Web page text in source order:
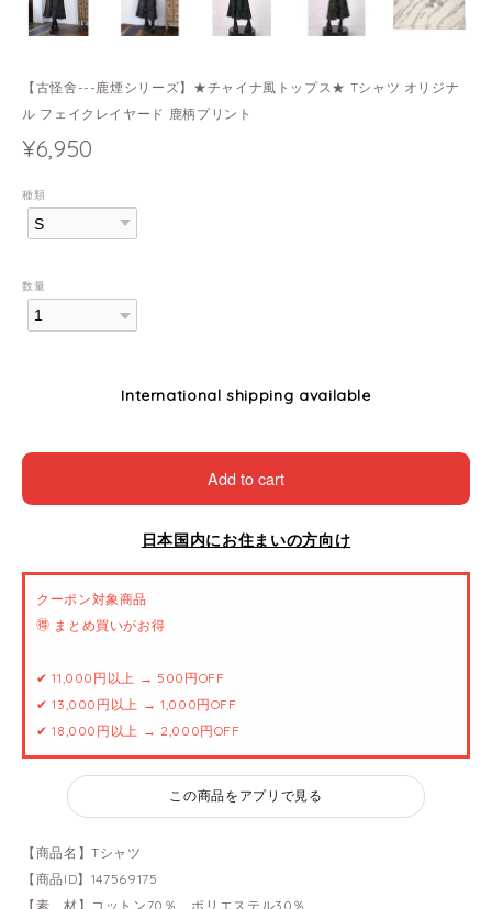
【古怪舍---鹿煙シリーズ】★チャイナ風トップス★ Tシャツ オリジナ
ル フェイクレイヤード 鹿柄プリント
¥6,950
種類
数量
International shipping available
Add to cart
日本国内にお住まいの方向け
クーポン対象商品
🉐 まとめ買いがお得
✔ 11,000円以上 → 500円OFF
✔ 13,000円以上 → 1,000円OFF
✔ 18,000円以上 → 2,000円OFF
この商品をアプリで見る
【商品名】Tシャツ
【商品ID】147569175
【素 材】コットン70％、ポリエステル30％